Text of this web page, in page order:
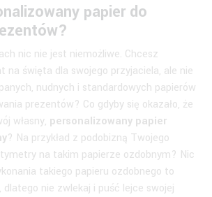
papier do
nic nie jest niemożliwe. Chcesz
na święta dla swojego przyjaciela, ale nie
nudnych i standardowych papierów
prezentów? Co gdyby się okazało, że
własny, personalizowany papier
? Na przykład z podobizną Twojego
na takim papierze ozdobnym? Nic
takiego papieru ozdobnego to
nie zwlekaj i puść lejce swojej